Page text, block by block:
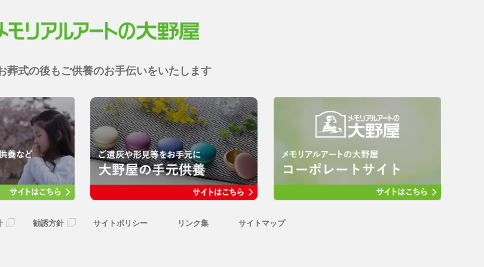
葬式の後も ご供養のお手伝いをいたします
勧誘方針 サイトポリシー リンク集 サイトマップ